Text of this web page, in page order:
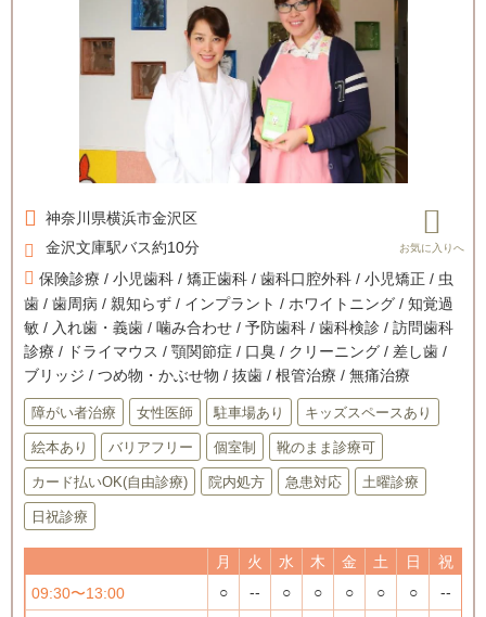
神奈川県横浜市金沢区
金沢文庫駅バス約10分
保険診療 / 小児歯科 / 矯正歯科 / 歯科口腔外科 / 小児矯正 / 虫
歯 / 歯周病 / 親知らず / インプラント / ホワイトニング / 知覚過
敏 / 入れ歯・義歯 / 噛み合わせ / 予防歯科 / 歯科検診 / 訪問歯科
診療 / ドライマウス / 顎関節症 / 口臭 / クリーニング / 差し歯 /
ブリッジ / つめ物・かぶせ物 / 抜歯 / 根管治療 / 無痛治療
障がい者治療 女性医師 駐車場あり キッズスペースあり
絵本あり バリアフリー 個室制 靴のまま診療可
カード払いOK(自由診療) 院内処方 急患対応 土曜診療
日祝診療
月 火 水 木 金 土 日
祝
09:30〜13:00
○ -- ○ ○ ○ ○ ○ --